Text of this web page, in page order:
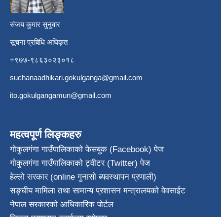
संजय कुमार सुनुवार
सूचना प्रबिधि अधिकृत
+९७७-९८६३०२३०१८
suchanaadhikari.gokulganga@gmail.com
ito.gokulgangamun@gmail.com
महत्वपूर्ण लिङ्कहरु
गोकुलगंगा गाउँपालिकाको फेसबुक (Facebook) पेज
गोकुलगंगा गाउँपालिकाको ट्वीटर (Twitter) पेज
हेल्लो सरकार (online गुनासो ब्यवस्थापन प्रणाली)
सङ्घीय मामिला तथा सामान्य प्रशासन मन्त्रालयको वेवसाईट
नेपाल सरकारको आधिकारिक पोर्टल